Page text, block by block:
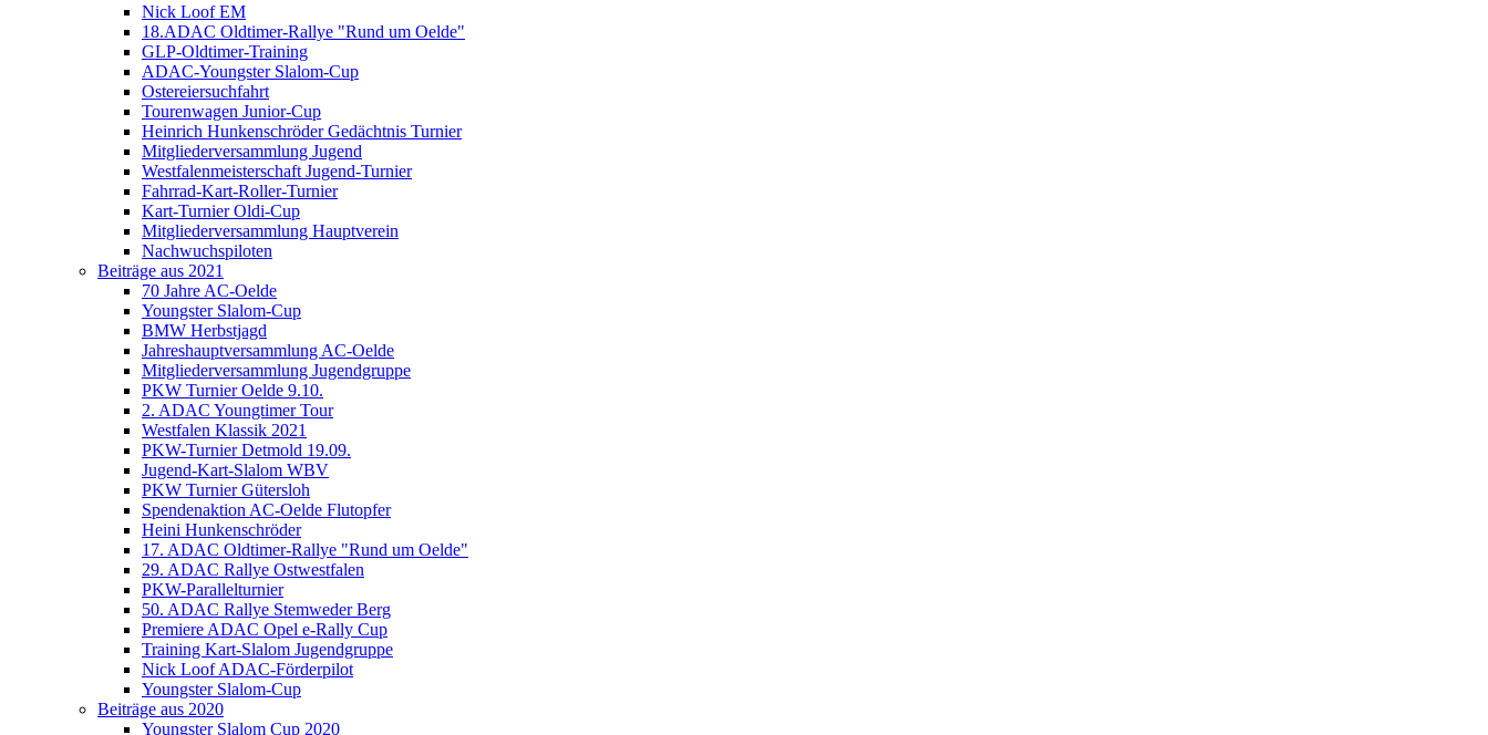
Nick Loof EM
18.ADAC Oldtimer-Rallye "Rund um Oelde"
GLP-Oldtimer-Training
ADAC-Youngster Slalom-Cup
Ostereiersuchfahrt
Tourenwagen Junior-Cup
Heinrich Hunkenschröder Gedächtnis Turnier
Mitgliederversammlung Jugend
Westfalenmeisterschaft Jugend-Turnier
Fahrrad-Kart-Roller-Turnier
Kart-Turnier Oldi-Cup
Mitgliederversammlung Hauptverein
Nachwuchspiloten
Beiträge aus 2021
70 Jahre AC-Oelde
Youngster Slalom-Cup
BMW Herbstjagd
Jahreshauptversammlung AC-Oelde
Mitgliederversammlung Jugendgruppe
PKW Turnier Oelde 9.10.
2. ADAC Youngtimer Tour
Westfalen Klassik 2021
PKW-Turnier Detmold 19.09.
Jugend-Kart-Slalom WBV
PKW Turnier Gütersloh
Spendenaktion AC-Oelde Flutopfer
Heini Hunkenschröder
17. ADAC Oldtimer-Rallye "Rund um Oelde"
29. ADAC Rallye Ostwestfalen
PKW-Parallelturnier
50. ADAC Rallye Stemweder Berg
Premiere ADAC Opel e-Rally Cup
Training Kart-Slalom Jugendgruppe
Nick Loof ADAC-Förderpilot
Youngster Slalom-Cup
Beiträge aus 2020
Youngster Slalom Cup 2020